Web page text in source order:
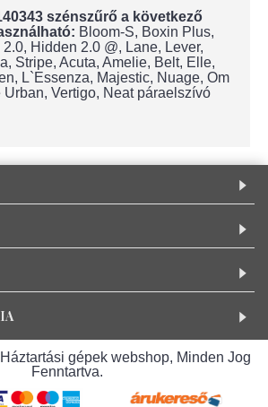
szénszűrő a következő
Bloom-S, Boxin Plus,
Hidden 2.0 @, Lane, Lever,
Stripe, Acuta, Amelie, Belt, Elle,
L`Essenza, Majestic, Nuage, Om
Urban, Vertigo, Neat páraelszívó
gépek webshop, Minden Jog
Fenntartva.